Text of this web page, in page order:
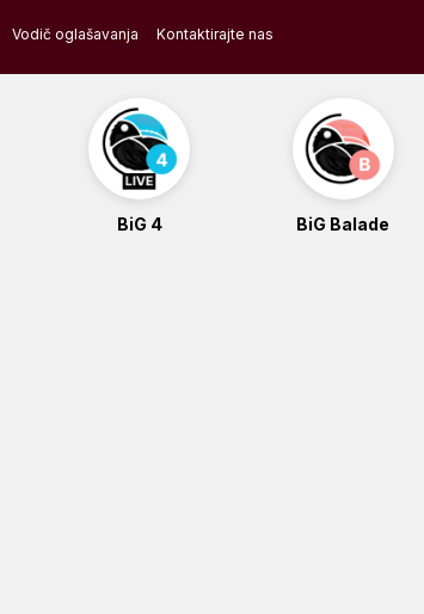
Vodič oglašavanja Kontaktirajte nas
BiG 4 BiG Balade